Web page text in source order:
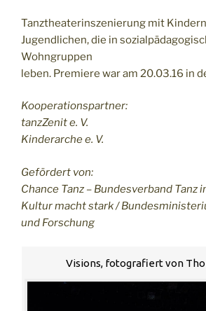
Tanztheaterinszenierung mit
Jugendlichen, die in
Wohngruppen
leben. Premiere war am 20.03.16 in
Kooperationspartner:
tanzZenit e. V.
Kinderarche e. V.
Gefördert von:
Chance Tanz – Bundesverband Tanz
Kultur macht stark /
und Forschung
Visions, fotografiert von